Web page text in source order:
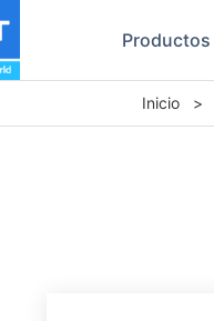
Productos
Inicio >